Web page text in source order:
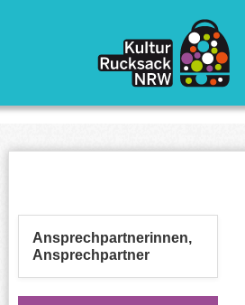
Ansprechpartnerinnen,
Ansprechpartner